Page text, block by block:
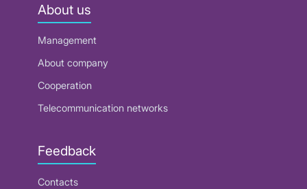
About us
Management
About company
Cooperation
Telecommunication networks
Feedback
Contacts